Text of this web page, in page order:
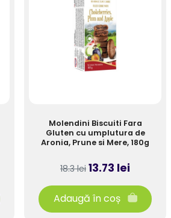
Molendini Biscuiti Fara
Gluten cu umplutura de
Aronia, Prune si Mere, 180g
18.3 lei 13.73 lei
Adaugă în coș